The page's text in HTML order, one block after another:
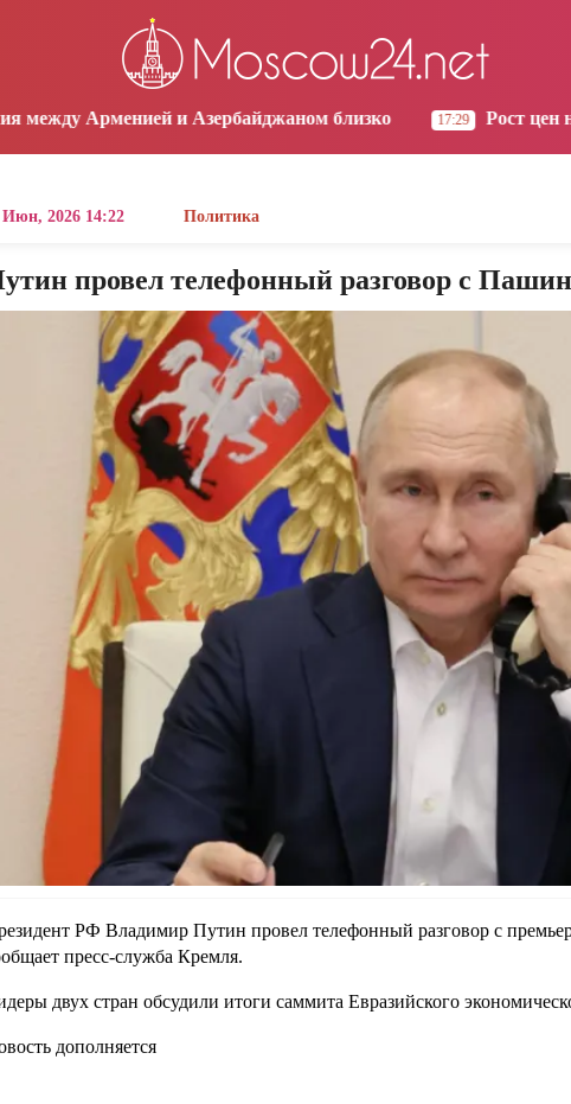
Yerevan
12:31 12:31
Moscow
11:31
и Азербайджаном близко 17:29 Рост цен на продукты в
Июн, 2026 14:22 Политика
провел телефонный разговор с
РФ Владимир Путин провел телефонный разговор с
пресс-служба Кремля.
двух стран обсудили итоги саммита Евразийского
дополняется